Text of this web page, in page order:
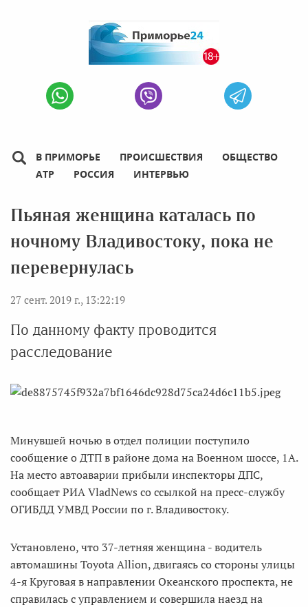
В ПРИМОРЬЕ ПРОИСШЕСТВИЯ
ОБЩЕСТВО
АТР
РОССИЯ ИНТЕРВЬЮ
Пьяная женщина каталась по
ночному Владивостоку, пока не
перевернулась
27 сент. 2019 г., 13:22:19
По данному факту проводится
расследование
Минувшей ночью в отдел полиции поступило
сообщение о ДТП в районе дома на Военном шоссе, 1А.
На место автоаварии прибыли инспекторы ДПС,
сообщает РИА VladNews со ссылкой на пресс-службу
ОГИБДД УМВД России по г. Владивостоку.
Установлено, что 37-летняя женщина - водитель
автомашины Toyota Allion, двигаясь со стороны улицы
4-я Круговая в направлении Океанского проспекта, не
справилась с управлением и совершила наезд на